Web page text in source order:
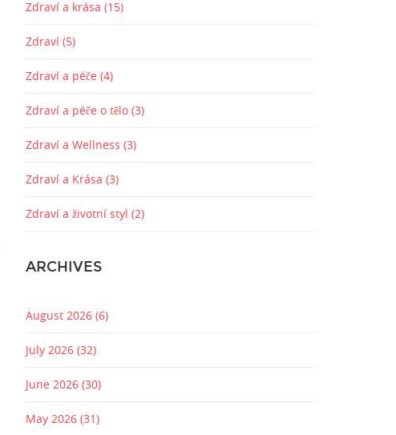
Zdraví a krása (15)
Zdraví (5)
Zdraví a péče (4)
Zdraví a péče o tělo (3)
Zdraví a Wellness (3)
Zdraví a Krása (3)
Zdraví a životní styl (2)
ARCHIVES
August 2026 (6)
July 2026 (32)
June 2026 (30)
May 2026 (31)